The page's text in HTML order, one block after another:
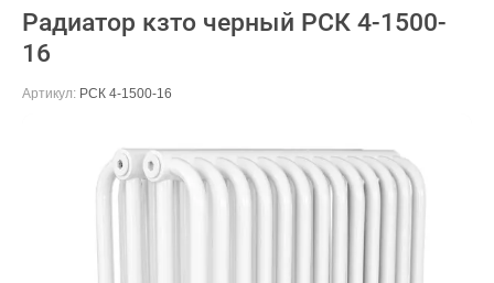
Радиатор кзто черный РСК 4-1500-
16
Артикул: РСК 4-1500-16